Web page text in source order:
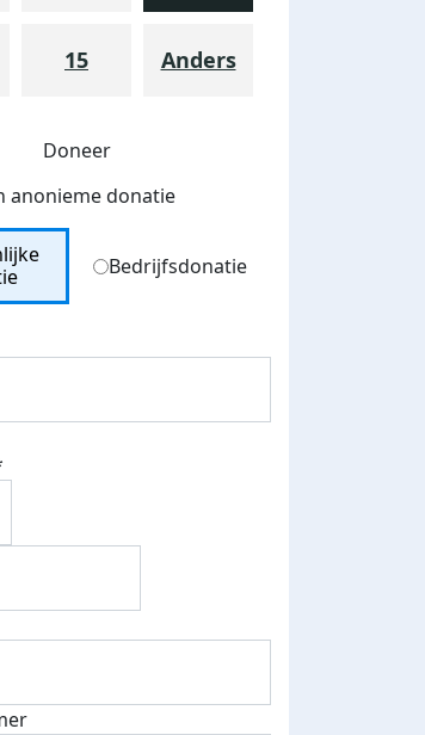
15 Anders
Doneer
anonieme donatie
Bedrijfsdonatie